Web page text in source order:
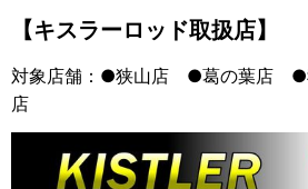
【キスラーロッド取扱店】
対象店舗：●狭山店 ●葛の葉店
店